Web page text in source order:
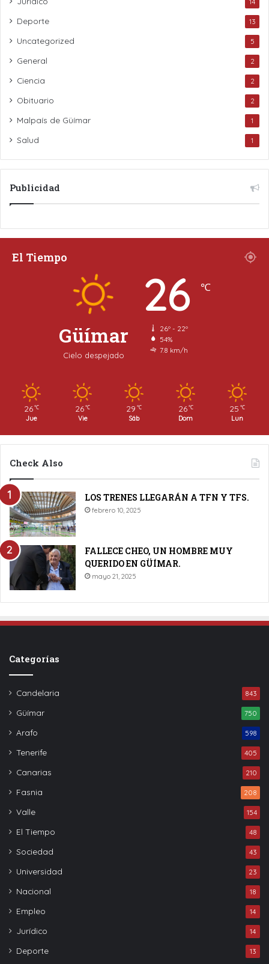
Deporte 13
Uncategorized 5
General 2
Ciencia 2
Obituario 2
Malpaís de Güímar 1
Salud 1
Publicidad
El Tiempo
Güímar
Cielo despejado
26 ℃
26º - 22º
54%
7.8 km/h
26 ℃
Jue
26 ℃
Vie
29 ℃
Sáb
26 ℃
Dom
25 ℃
Lun
Check Also
LOS TRENES LLEGARÁN A TFN Y TFS.
febrero 10, 2025
FALLECE CHEO, UN HOMBRE MUY
QUERIDO EN GÜÍMAR.
mayo 21, 2025
Categorías
Candelaria 843
Güímar 750
Arafo 598
Tenerife 405
Canarias 210
Fasnia 208
Valle 154
El Tiempo 48
Sociedad 43
Universidad 23
Nacional 18
Empleo 14
Jurídico 14
Deporte 13